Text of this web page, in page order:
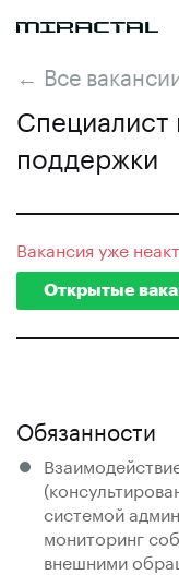
← Все
Специалист
поддержки
Вакансия уже
Открытые
Обязанности
системой
мониторинг
внешними